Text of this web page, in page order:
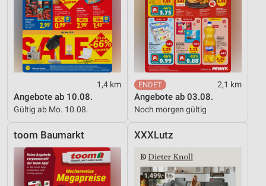
1,4 km
Angebote ab 10.08.
Gültig ab Mo. 10.08.
2,1 km
Angebote ab 03.08.
Noch morgen gültig
toom Baumarkt XXXLutz